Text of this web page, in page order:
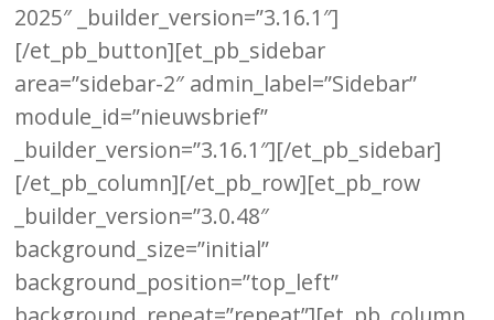
2025″ _builder_version=”3.16.1″]
[/et_pb_button][et_pb_sidebar
area=”sidebar-2″ admin_label=”Sidebar”
module_id=”nieuwsbrief”
_builder_version=”3.16.1″][/et_pb_sidebar]
[/et_pb_column][/et_pb_row][et_pb_row
_builder_version=”3.0.48″
background_size=”initial”
background_position=”top_left”